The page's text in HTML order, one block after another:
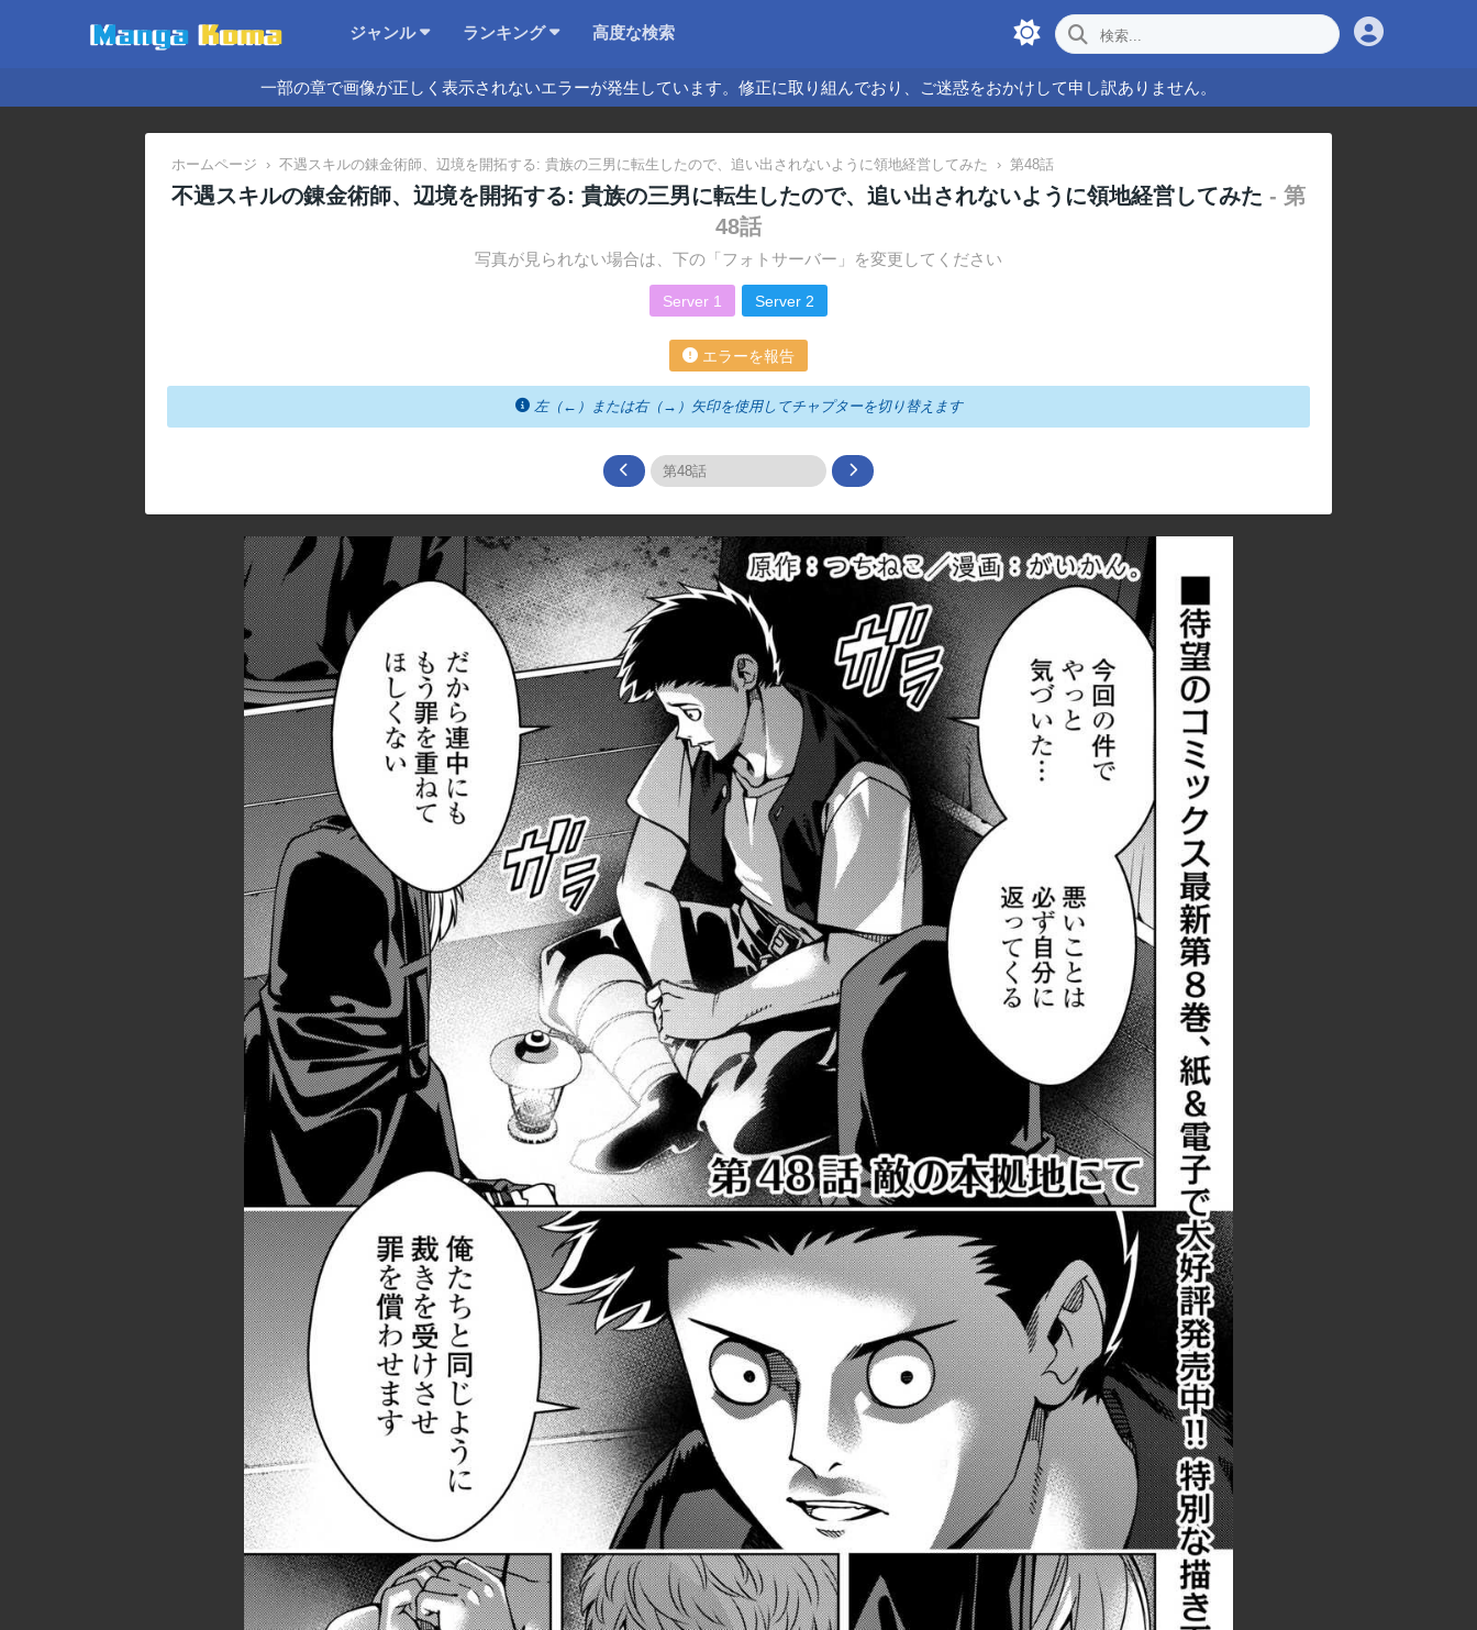
ジャンル ランキング 高度な検索
一部の章で画像が正しく表示されないエラーが発生しています。修正に取り組んでおり、ご迷惑をおかけして申し訳ありません。
ホームページ › 不遇スキルの錬金術師、辺境を開拓する: 貴族の三男に転生したので、追い出されないように領地経営してみた › 第48話
不遇スキルの錬金術師、辺境を開拓する: 貴族の三男に転生したので、追い出されないように領地経営してみた - 第
48話
写真が見られない場合は、下の「フォトサーバー」を変更してください
Server 1 Server 2
エラーを報告
左（←）または右（→）矢印を使用してチャプターを切り替えます